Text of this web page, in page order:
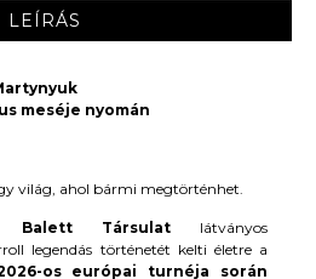
LEÍRÁS
meséje nyomán
világ, ahol bármi megtörténhet.
Balett Társulat látványos
legendás történetét kelti életre a
os európai turnéja során